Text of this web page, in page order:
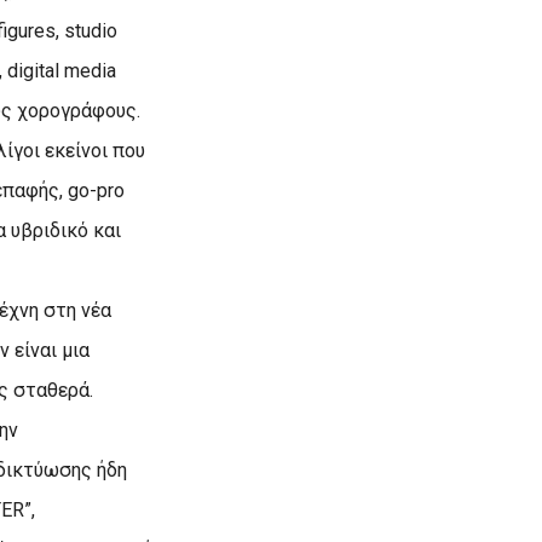
studio
digital media
χορογράφους.
εκείνοι που
go-pro
και
στη νέα
μια
σταθερά.
ήδη